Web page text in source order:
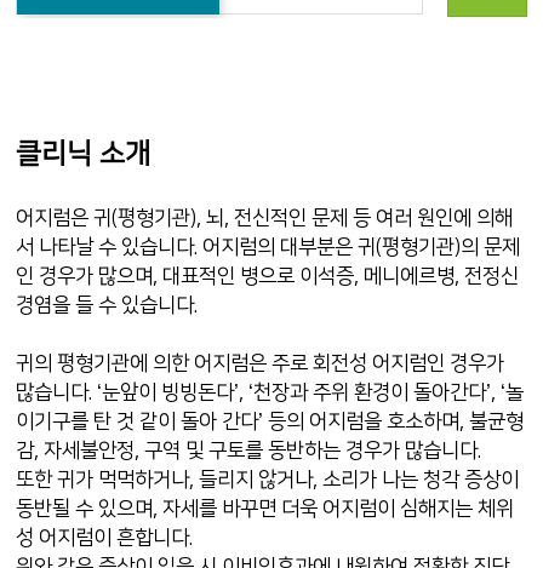
클리닉 소개
어지럼은 귀(평형기관), 뇌, 전신적인 문제 등 여러 원인에 의해
서 나타날 수 있습니다. 어지럼의 대부분은 귀(평형기관)의 문제
인 경우가 많으며, 대표적인 병으로 이석증, 메니에르병, 전정신
경염을 들 수 있습니다.
귀의 평형기관에 의한 어지럼은 주로 회전성 어지럼인 경우가
많습니다. ‘눈앞이 빙빙돈다’, ‘천장과 주위 환경이 돌아간다’, ‘놀
이기구를 탄 것 같이 돌아 간다’ 등의 어지럼을 호소하며, 불균형
감, 자세불안정, 구역 및 구토를 동반하는 경우가 많습니다.
또한 귀가 먹먹하거나, 들리지 않거나, 소리가 나는 청각 증상이
동반될 수 있으며, 자세를 바꾸면 더욱 어지럼이 심해지는 체위
성 어지럼이 흔합니다.